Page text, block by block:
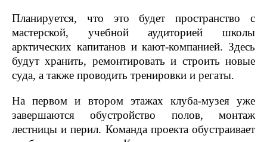
Планируется, что это будет пространство с
мастерской, учебной аудиторией школы
арктических капитанов и кают-компанией. Здесь
будут хранить, ремонтировать и строить новые
суда, а также проводить тренировки и регаты.
На первом и втором этажах клуба-музея уже
завершаются обустройство полов, монтаж
лестницы и перил. Команда проекта обустраивает